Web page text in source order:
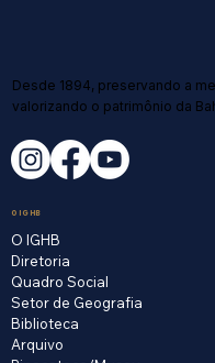
Desde 1894, preservando a
valorizando o patrimônio da
O IGHB
O IGHB
Diretoria
Quadro Social
Setor de Geografia
Biblioteca
Arquivo